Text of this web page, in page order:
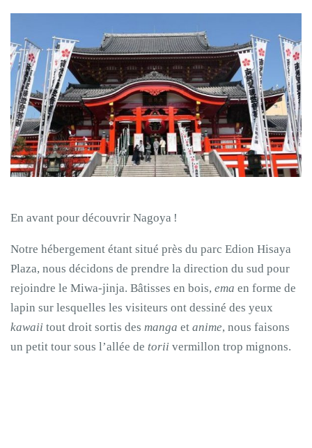
En avant pour découvrir Nagoya !
Notre hébergement étant situé près du parc Edion Hisaya
Plaza, nous décidons de prendre la direction du sud pour
rejoindre le Miwa-jinja. Bâtisses en bois, ema en forme de
lapin sur lesquelles les visiteurs ont dessiné des yeux
kawaii tout droit sortis des manga et anime, nous faisons
un petit tour sous l’allée de torii vermillon trop mignons.